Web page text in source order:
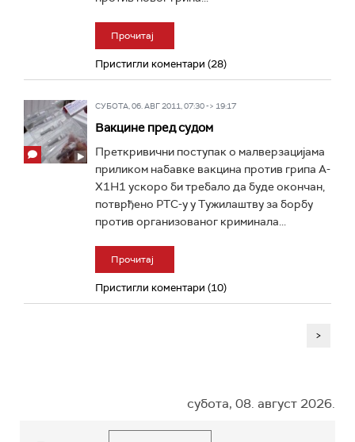
Прочитај
Пристигли коментари (28)
СУБОТА, 06. АВГ 2011, 07:30 -> 19:17
Вакцине пред судом
Преткривични поступак о малверзацијама
приликом набавке вакцина против грипа А-
Х1Н1 ускоро би требало да буде окончан,
потврђено РТС-у у Тужилаштву за борбу
против организованог криминала...
Прочитај
Пристигли коментари (10)
>
субота, 08. август 2026.